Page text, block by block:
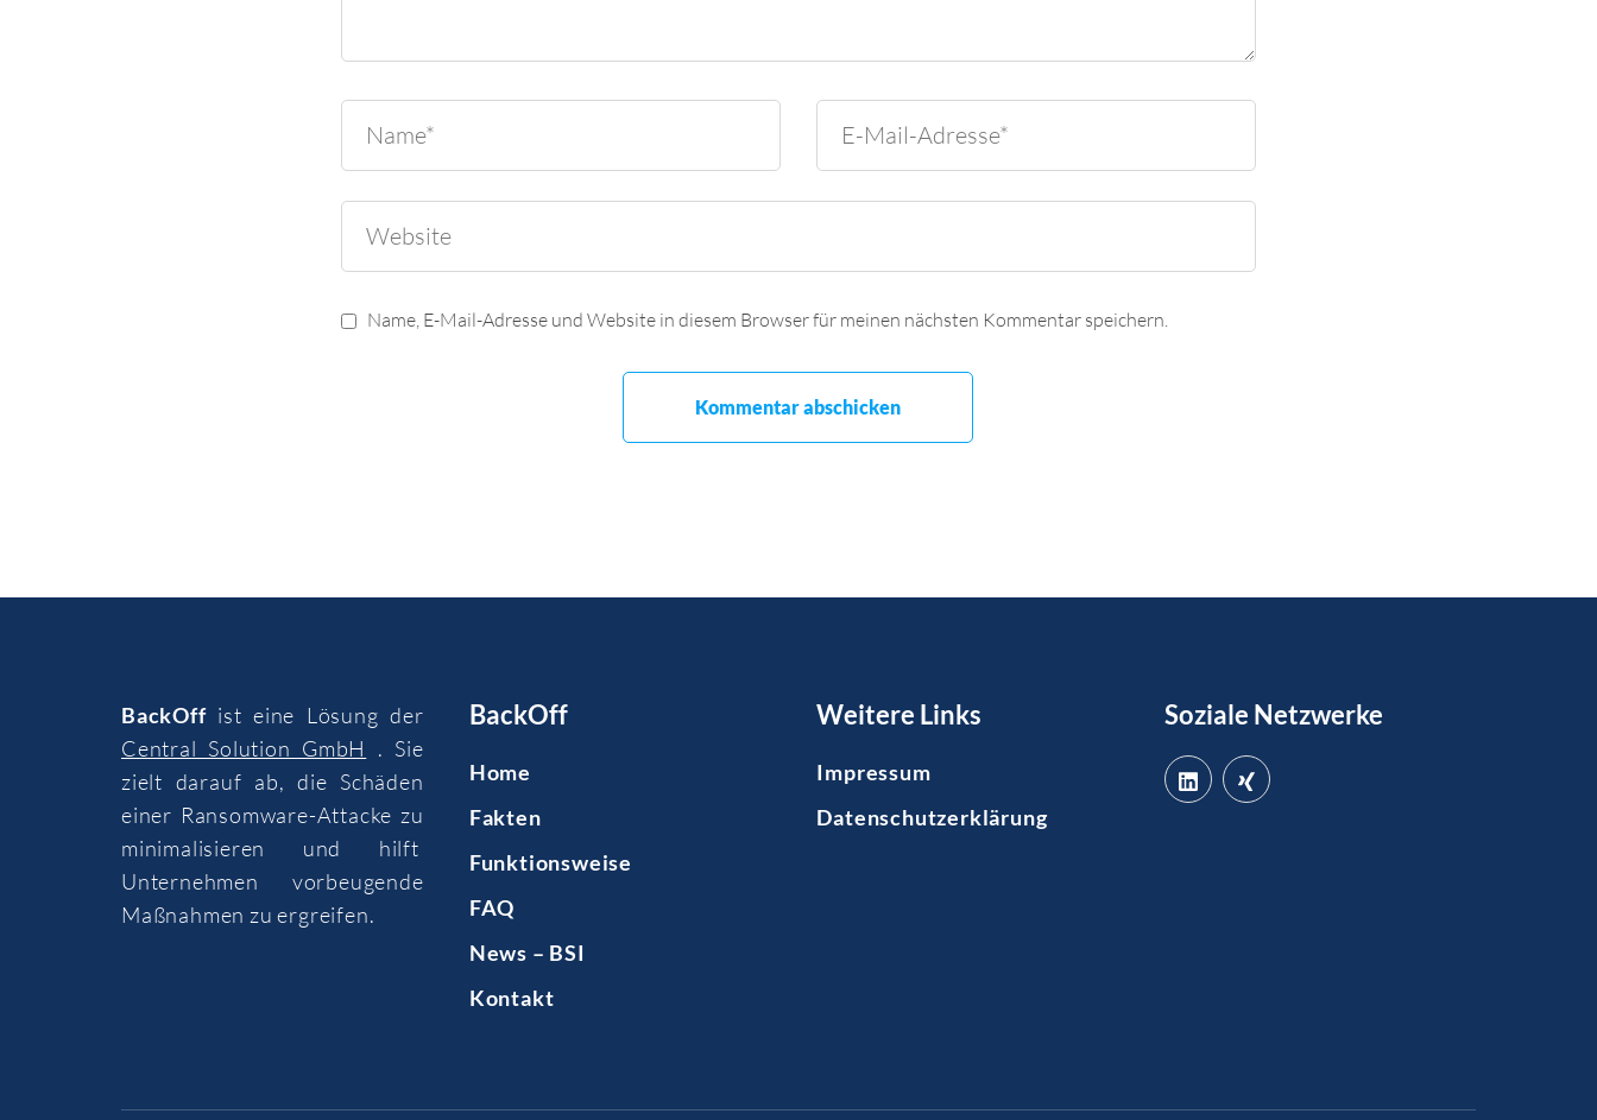
Name, E-Mail-Adresse und Website in diesem Browser für meinen nächsten Kommentar speichern.
BackOffist eine Lösung der
Central Solution GmbH
. Sie
zielt darauf ab, die Schäden
einer Ransomware-Attacke zu
minimalisieren und hilft
Unternehmen vorbeugende
Maßnahmen zu ergreifen.
BackOff
Home
Fakten
Funktionsweise
FAQ
News – BSI
Kontakt
Weitere Links
Impressum
Datenschutzerklärung
Soziale Netzwerke